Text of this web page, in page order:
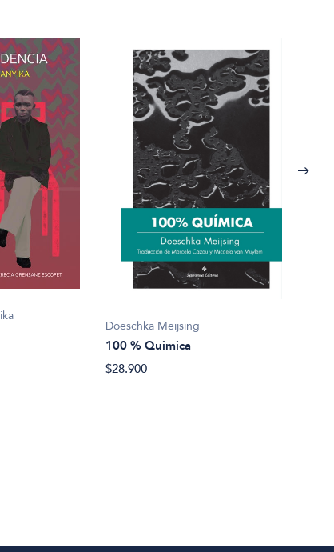
Doeschka Meijsing
100 % Quimica
$28.900